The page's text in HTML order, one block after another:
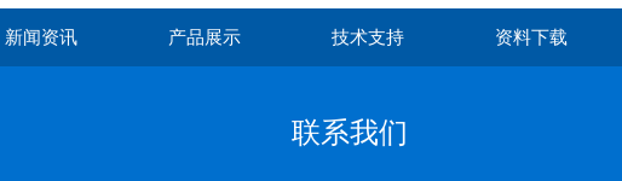
新闻资讯 产品展示 技术支持 资料下载
联系我们